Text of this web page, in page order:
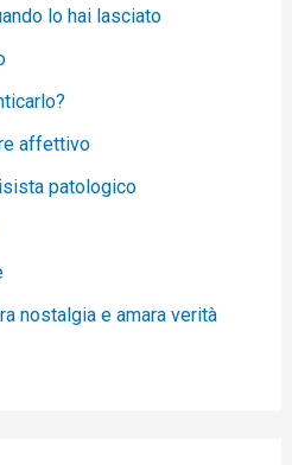
lo hai lasciato
affettivo
patologico
nostalgia e amara verità